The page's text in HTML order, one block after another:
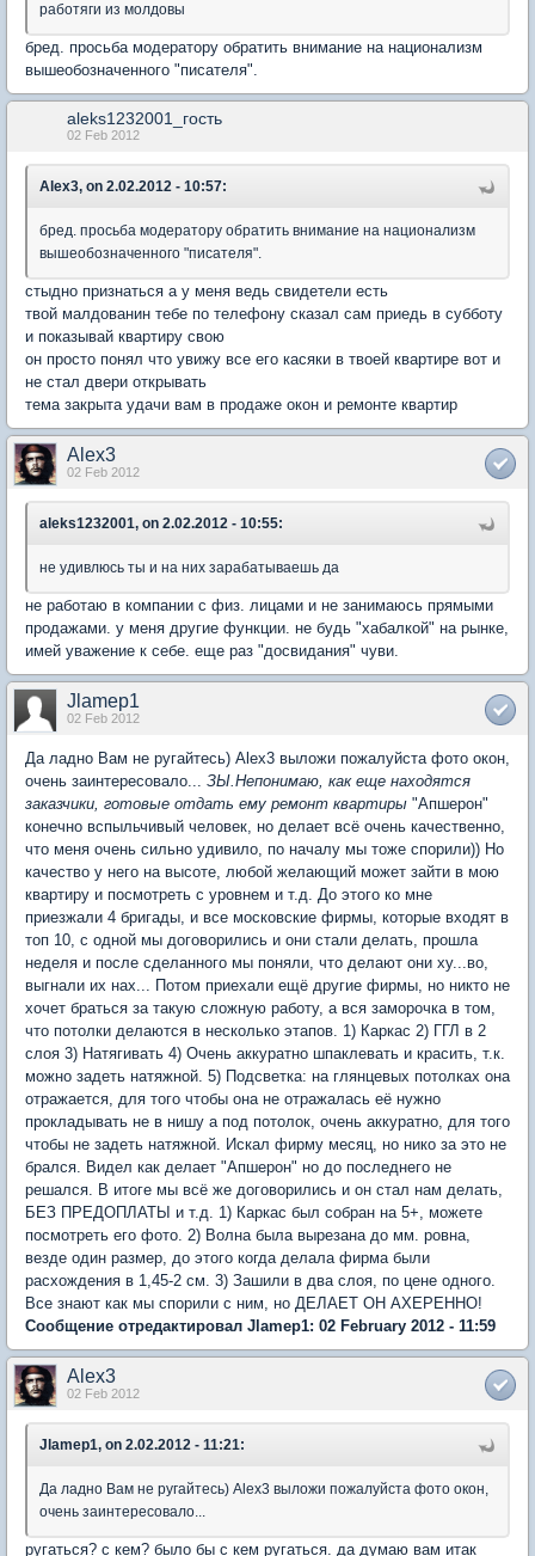
работяги из молдовы
бред. просьба модератору обратить внимание на национализм
вышеобозначенного "писателя".
aleks1232001_гость
02 Feb 2012
Alex3, on 2.02.2012 - 10:57:
бред. просьба модератору обратить внимание на национализм
вышеобозначенного "писателя".
стыдно признаться а у меня ведь свидетели есть
твой малдованин тебе по телефону сказал сам приедь в субботу
и показывай квартиру свою
он просто понял что увижу все его касяки в твоей квартире вот и
не стал двери открывать
тема закрыта удачи вам в продаже окон и ремонте квартир
Alex3
02 Feb 2012
aleks1232001, on 2.02.2012 - 10:55:
не удивлюсь ты и на них зарабатываешь да
не работаю в компании с физ. лицами и не занимаюсь прямыми
продажами. у меня другие функции. не будь "хабалкой" на рынке,
имей уважение к себе. еще раз "досвидания" чуви.
Jlamep1
02 Feb 2012
Да ладно Вам не ругайтесь) Аlex3 выложи пожалуйста фото окон,
очень заинтересовало... ЗЫ.Непонимаю, как еще находятся
заказчики, готовые отдать ему ремонт квартиры "Апшерон"
конечно вспыльчивый человек, но делает всё очень качественно,
что меня очень сильно удивило, по началу мы тоже спорили)) Но
качество у него на высоте, любой желающий может зайти в мою
квартиру и посмотреть с уровнем и т.д. До этого ко мне
приезжали 4 бригады, и все московские фирмы, которые входят в
топ 10, с одной мы договорились и они стали делать, прошла
неделя и после сделанного мы поняли, что делают они ху...во,
выгнали их нах... Потом приехали ещё другие фирмы, но никто не
хочет браться за такую сложную работу, а вся заморочка в том,
что потолки делаются в несколько этапов. 1) Каркас 2) ГГЛ в 2
слоя 3) Натягивать 4) Очень аккуратно шпаклевать и красить, т.к.
можно задеть натяжной. 5) Подсветка: на глянцевых потолках она
отражается, для того чтобы она не отражалась её нужно
прокладывать не в нишу а под потолок, очень аккуратно, для того
чтобы не задеть натяжной. Искал фирму месяц, но нико за это не
брался. Видел как делает "Апшерон" но до последнего не
решался. В итоге мы всё же договорились и он стал нам делать,
БЕЗ ПРЕДОПЛАТЫ и т.д. 1) Каркас был собран на 5+, можете
посмотреть его фото. 2) Волна была вырезана до мм. ровна,
везде один размер, до этого когда делала фирма были
расхождения в 1,45-2 см. 3) Зашили в два слоя, по цене одного.
Все знают как мы спорили с ним, но ДЕЛАЕТ ОН АХЕРЕННО!
Сообщение отредактировал Jlamep1: 02 February 2012 - 11:59
Alex3
02 Feb 2012
Jlamep1, on 2.02.2012 - 11:21:
Да ладно Вам не ругайтесь) Аlex3 выложи пожалуйста фото окон,
очень заинтересовало...
ругаться? с кем? было бы с кем ругаться. да думаю вам итак